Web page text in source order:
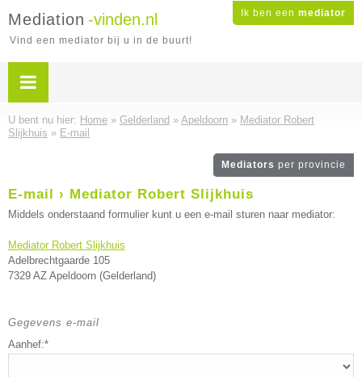
Ik ben een mediator
Mediation -vinden.nl
Vind een mediator bij u in de buurt!
U bent nu hier: Home » Gelderland » Apeldoorn » Mediator Robert
Slijkhuis » E-mail
Mediators per provincie
E-mail › Mediator Robert Slijkhuis
Middels onderstaand formulier kunt u een e-mail sturen naar mediator:
Mediator Robert Slijkhuis
Adelbrechtgaarde 105
7329 AZ Apeldoorn (Gelderland)
Gegevens e-mail
Aanhef:*